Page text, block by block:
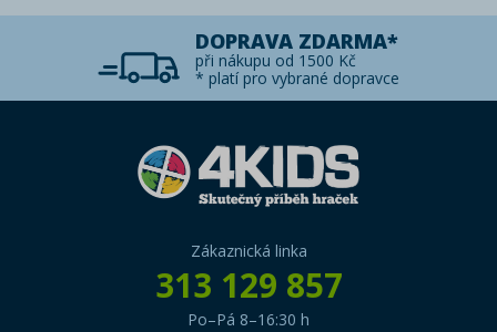
DOPRAVA ZDARMA*
při nákupu od 1500 Kč
* platí pro vybrané dopravce
Zákaznická linka
313 129 857
Po–Pá 8–16:30 h